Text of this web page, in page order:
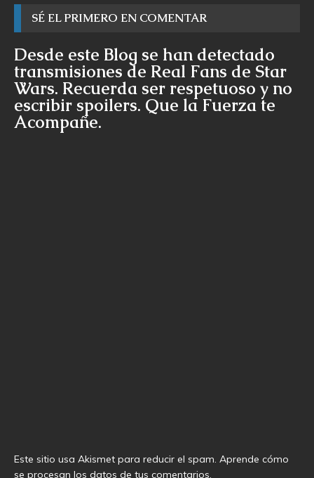
SÉ EL PRIMERO EN COMENTAR
Desde este Blog se han detectado
transmisiones de Real Fans de Star
Wars. Recuerda ser respetuoso y no
escribir spoilers. Que la Fuerza te
Acompañe.
Este sitio usa Akismet para reducir el spam. Aprende cómo
se procesan los datos de tus comentarios.